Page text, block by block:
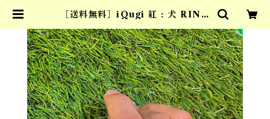
［送料無料］iQugi 紅 : 犬 RING